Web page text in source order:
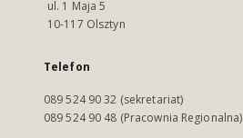
ul. 1 Maja 5
10-117 Olsztyn
Telefon
089 524 90 32 (sekretariat)
089 524 90 48 (Pracownia Regionalna)